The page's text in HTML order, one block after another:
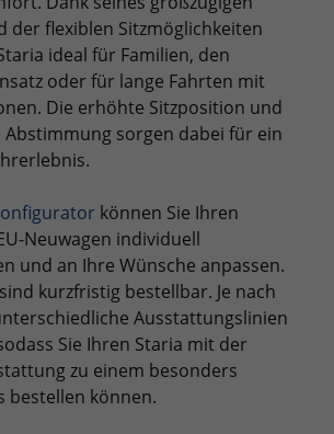
der flexiblen Sitzmöglichkeiten
ideal für Familien, den
oder für lange Fahrten mit
Die erhöhte Sitzposition und
sorgen dabei für ein
können Sie Ihren
Neuwagen individuell
und an Ihre Wünsche anpassen.
kurzfristig bestellbar. Je nach
Ausstattungslinien
Sie Ihren Staria mit der
zu einem besonders
bestellen können.